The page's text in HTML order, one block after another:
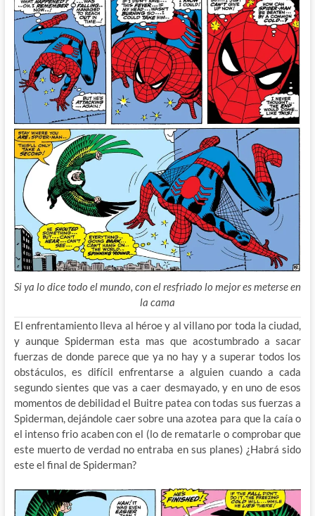
Si ya lo dice todo el mundo, con el resfriado lo mejor es meterse en
la cama
El enfrentamiento lleva al héroe y al villano por toda la ciudad,
y aunque Spiderman esta mas que acostumbrado a sacar
fuerzas de donde parece que ya no hay y a superar todos los
obstáculos, es difícil enfrentarse a alguien cuando a cada
segundo sientes que vas a caer desmayado, y en uno de esos
momentos de debilidad el Buitre patea con todas sus fuerzas a
Spiderman, dejándole caer sobre una azotea para que la caía o
el intenso frio acaben con el (lo de rematarle o comprobar que
este muerto de verdad no entraba en sus planes) ¿Habrá sido
este el final de Spiderman?